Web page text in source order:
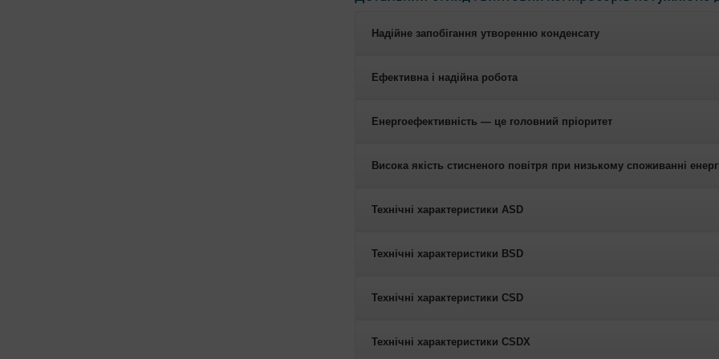
Надійне запобігання утворенню конденсату
Ефективна і надійна робота
Енергоефективність — це головний пріоритет
Висока якість стисненого повітря при низькому споживанні
Технічні характеристики ASD
Технічні характеристики BSD
Технічні характеристики CSD
Технічні характеристики CSDX